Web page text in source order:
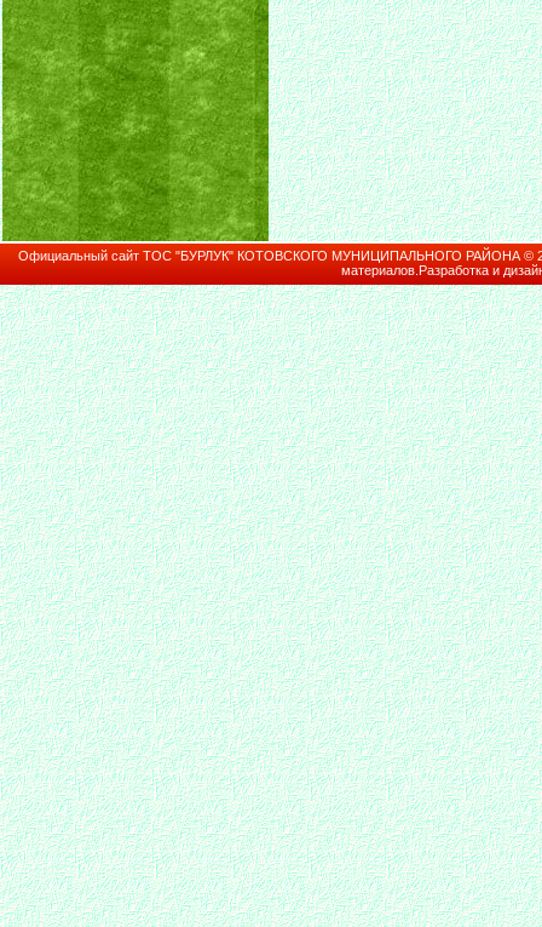
Официальный сайт ТОС "БУРЛУК" КОТОВСКОГО МУНИЦИПАЛЬНОГО РАЙОНА ©
материалов.Разработка и